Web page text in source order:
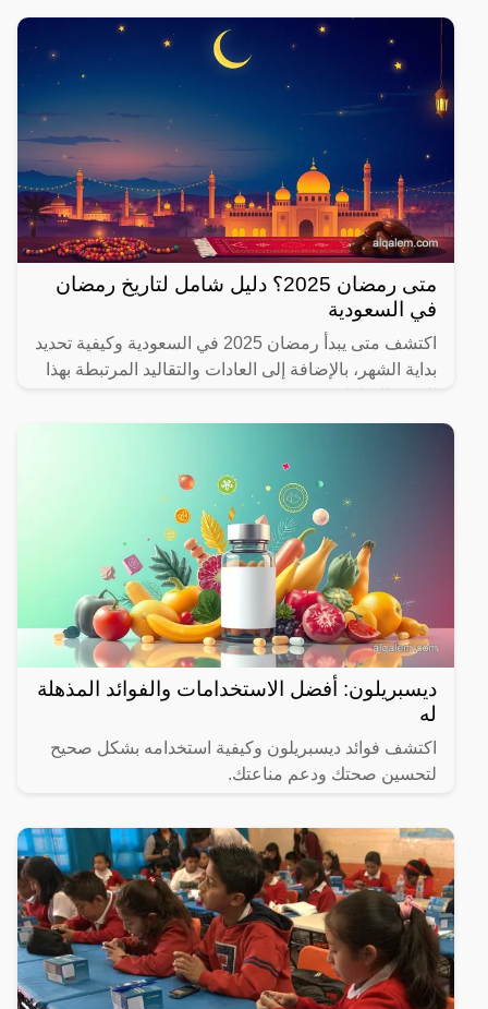
متى رمضان 2025؟ دليل شامل لتاريخ رمضان
في السعودية
اكتشف متى يبدأ رمضان 2025 في السعودية وكيفية تحديد
بداية الشهر، بالإضافة إلى العادات والتقاليد المرتبطة بهذا
ديسبريلون: أفضل الاستخدامات والفوائد المذهلة
له
اكتشف فوائد ديسبريلون وكيفية استخدامه بشكل صحيح
لتحسين صحتك ودعم مناعتك.